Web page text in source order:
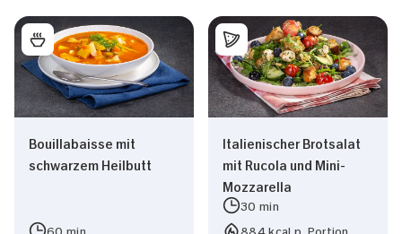
Bouillabaisse mit
schwarzem Heilbutt
60 min
Italienischer Brotsalat
mit Rucola und Mini-
Mozzarella
30 min
884 kcal p. Portion